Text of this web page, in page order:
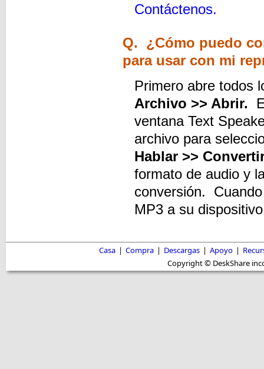
Contáctenos.
Q. ¿Cómo puedo
para usar con mi
Primero abre todos
Archivo >> Abrir.
ventana Text
archivo para
Hablar >>
formato de audio y
conversión.
MP3 a su
Casa | Compra | Descargas | Apoyo |
Copyright © DeskShare